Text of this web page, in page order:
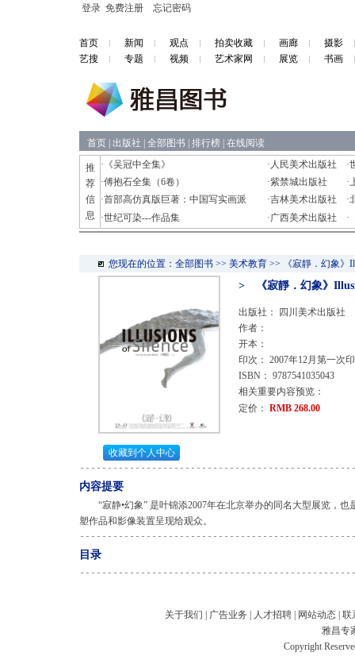
登录 免费注册 忘记密码
首页 新闻 观点 拍卖收藏 画廊
摄影
艺搜
专题 视频 艺术家网 展览 书画
首页 出版社 全部图书 排行榜 在线阅读
推
荐
信
息
· 《吴冠中全集》 · 人民美术出版社 ·
·傅抱石全集（6卷） ·紫禁城出版社 ·
·首部高仿真版巨著：中国写实画派 ·吉林美术出版社 ·
·世纪可染---作品集 ·广西美术出版社 ·
您现在的位置：全部图书 >> 美术教育 >> 《寂靜．幻象》
> 《寂靜．幻象》
出版社：
四川美术出版社
作者：
开本：
印次： 2007年12月第一次
ISBN： 9787541035043
相关重要内容预览：
定价： RMB 268.00
收藏到个人中心
内容提要
“寂静•幻象” 是叶锦添2007年在北京举办的同名大型展览，也
塑作品和影像装置呈现给观众。
目录
关于我们 广告业务 人才招聘 网站动态 联
雅昌专
Copyright